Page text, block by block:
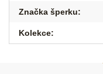
Značka šperku:
Kolekce: